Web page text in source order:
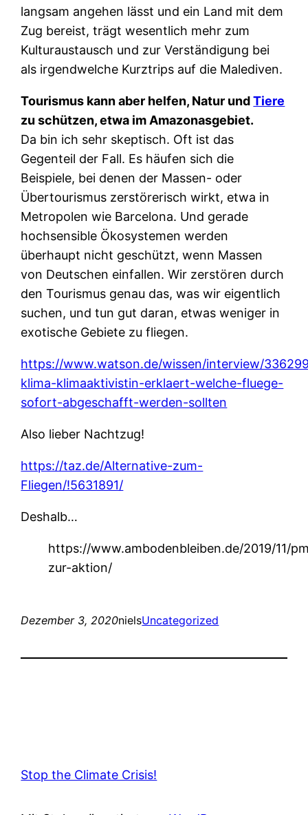
langsam angehen lässt und ein Land mit dem
Zug bereist, trägt wesentlich mehr zum
Kulturaustausch und zur Verständigung bei
als irgendwelche Kurztrips auf die Malediven.
Tourismus kann aber helfen, Natur undTiere
zu schützen, etwa im Amazonasgebiet.
Da bin ich sehr skeptisch. Oft ist das
Gegenteil der Fall. Es häufen sich die
Beispiele, bei denen der Massen- oder
Übertourismus zerstörerisch wirkt, etwa in
Metropolen wie Barcelona. Und gerade
hochsensible Ökosystemen werden
überhaupt nicht geschützt, wenn Massen
von Deutschen einfallen. Wir zerstören durch
den Tourismus genau das, was wir eigentlich
suchen, und tun gut daran, etwas weniger in
exotische Gebiete zu fliegen.
https://www.watson.de/wissen/interview/
klima-klimaaktivistin-erklaert-welche-fluege-
sofort-abgeschafft-werden-sollten
Also lieber Nachtzug!
https://taz.de/Alternative-zum-
Fliegen/!5631891/
Deshalb…
https://www.ambodenbleiben.de/2019/11/
zur-aktion/
Dezember 3, 2020nielsUncategorized
Stop the Climate Crisis!